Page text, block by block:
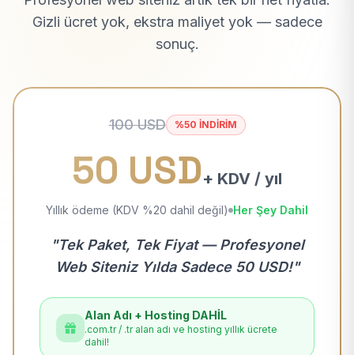
Gizli ücret yok, ekstra maliyet yok — sadece
sonuç.
100 USD %50 İNDİRİM
50 USD+ KDV / yıl
Yıllık ödeme (KDV %20 dahil değil) Her Şey Dahil
"Tek Paket, Tek Fiyat — Profesyonel
Web Siteniz Yılda Sadece 50 USD!"
Alan Adı + Hosting DAHİL
.com.tr / .tr alan adı ve hosting yıllık ücrete
dahil!